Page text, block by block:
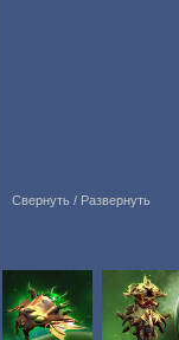
Свернуть / Развернуть